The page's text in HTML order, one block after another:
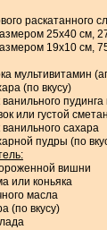
раскатанного
25х40 см,
19х10 см,
мультивитамин
(по вкусу)
ванильного
или густой
ванильного сахара
пудры (по
вишни
или коньяка
масла
(по вкусу)